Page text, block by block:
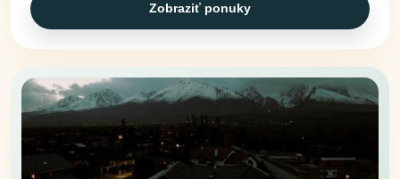
Zobraziť ponuky